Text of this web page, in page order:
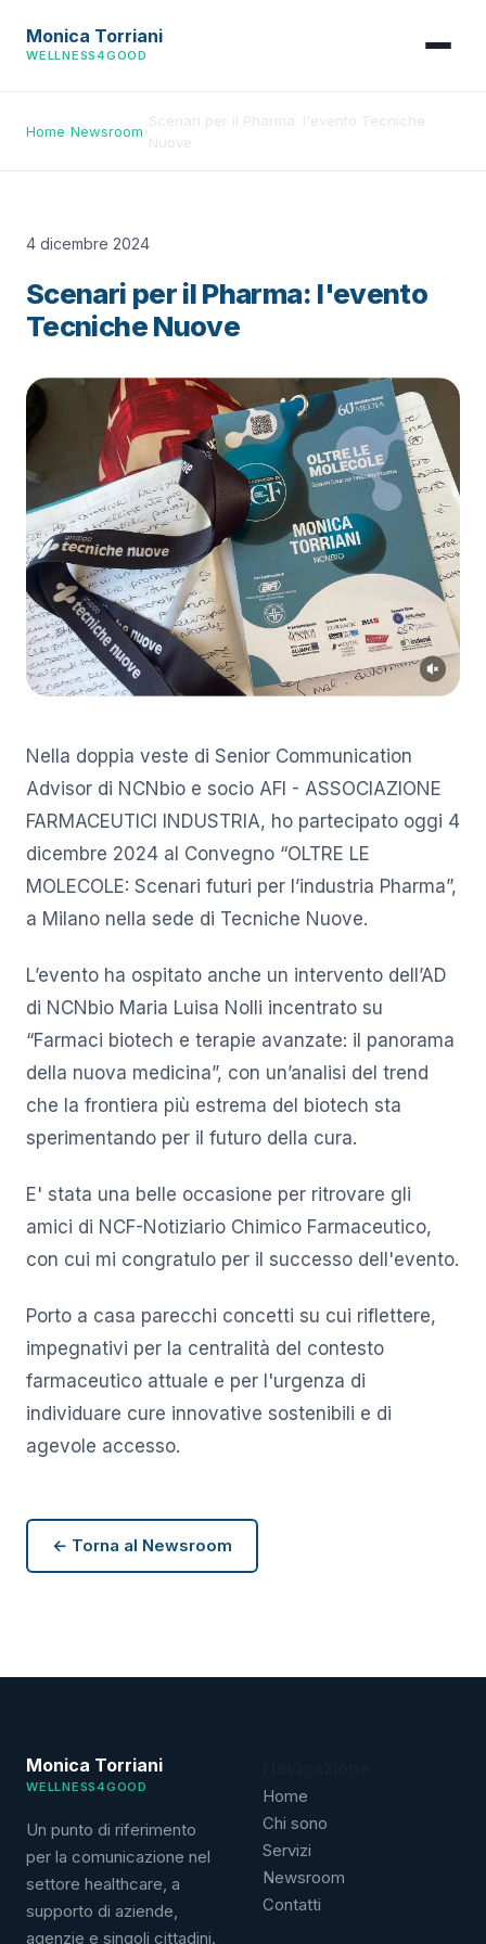
Monica Torriani
WELLNESS4GOOD
Home›Newsroom›
Scenari per il Pharma: l'evento Tecniche
Nuove
4 dicembre 2024
Scenari per il Pharma: l'evento
Tecniche Nuove
Nella doppia veste di Senior Communication
Advisor di NCNbio e socio AFI - ASSOCIAZIONE
FARMACEUTICI INDUSTRIA, ho partecipato oggi 4
dicembre 2024 al Convegno “OLTRE LE
MOLECOLE: Scenari futuri per l’industria Pharma”,
a Milano nella sede di Tecniche Nuove.
L’evento ha ospitato anche un intervento dell’AD
di NCNbio Maria Luisa Nolli incentrato su
“Farmaci biotech e terapie avanzate: il panorama
della nuova medicina”, con un’analisi del trend
che la frontiera più estrema del biotech sta
sperimentando per il futuro della cura.
E' stata una belle occasione per ritrovare gli
amici di NCF-Notiziario Chimico Farmaceutico,
con cui mi congratulo per il successo dell'evento.
Porto a casa parecchi concetti su cui riflettere,
impegnativi per la centralità del contesto
farmaceutico attuale e per l'urgenza di
individuare cure innovative sostenibili e di
agevole accesso.
← Torna al Newsroom
Monica Torriani
WELLNESS4GOOD
Un punto di riferimento
per la comunicazione nel
settore healthcare, a
supporto di aziende,
agenzie e singoli cittadini.
Home
Chi sono
Servizi
Newsroom
Contatti